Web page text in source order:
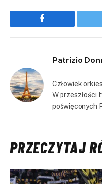
Facebook
Patrizio
Człowiek
W przeszłości
poświęconych
PRZECZYTAJ